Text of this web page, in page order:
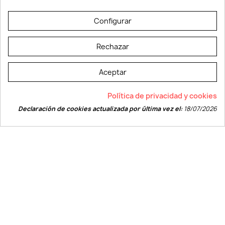
© LEVELPRINT - 2026
La página dispone de código accesible según las normas dictadas por la
W3C
Configurar
Rechazar
Aceptar
Política de privacidad y cookies
Declaración de cookies actualizada por última vez el:18/07/2026